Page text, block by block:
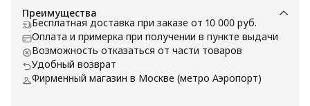
Преимущества
Бесплатная доставка при заказе от 10 000 руб.
Оплата и примерка при получении в пункте выдачи
Возможность отказаться от части товаров
Удобный возврат
Фирменный магазин в Москве (метро Аэропорт)